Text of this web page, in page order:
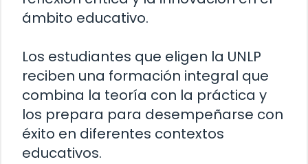
ámbito educativo.
Los estudiantes que eligen la UNLP
reciben una formación integral que
combina la teoría con la práctica y
los prepara para desempeñarse con
éxito en diferentes contextos
educativos.